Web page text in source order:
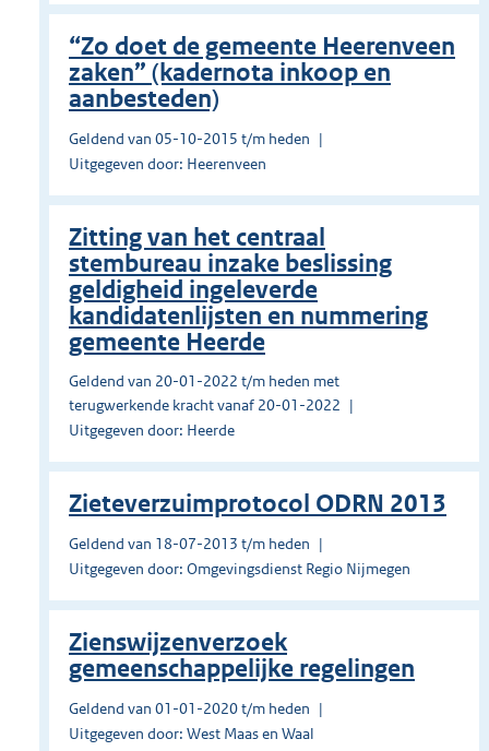
“Zo doet de gemeente Heerenveen
zaken” (kadernota inkoop en
aanbesteden)
Geldend van 05-10-2015 t/m heden
Uitgegeven door: Heerenveen
Zitting van het centraal
stembureau inzake beslissing
geldigheid ingeleverde
kandidatenlijsten en nummering
gemeente Heerde
Geldend van 20-01-2022 t/m heden met
terugwerkende kracht vanaf 20-01-2022
Uitgegeven door: Heerde
Zieteverzuimprotocol ODRN 2013
Geldend van 18-07-2013 t/m heden
Uitgegeven door: Omgevingsdienst Regio Nijmegen
Zienswijzenverzoek
gemeenschappelijke regelingen
Geldend van 01-01-2020 t/m heden
Uitgegeven door: West Maas en Waal